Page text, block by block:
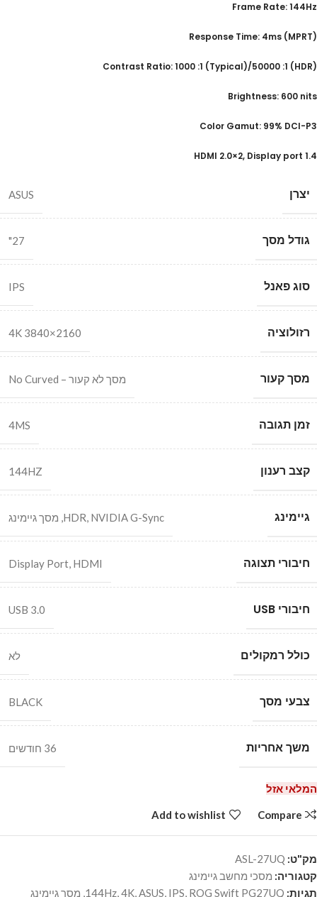
Frame Rate: 144Hz
(Response Time: 4ms (MPRT
(Contrast Ratio: 1000 :1 (Typical)/50000 :1 (HDR
Brightness: 600 nits
Color Gamut: 99% DCI-P3
HDMI 2.0×2, Display port 1.4
יצרן ASUS
גודל מסך 27"
סוג פאנל IPS
רזולוציה 4K 3840×2160
מסך קעור מסך לא קעור – No Curved
זמן תגובה 4MS
קצב רענון 144HZ
גיימינג HDR, NVIDIA G-Sync
, מסך גיימינג
חיבורי תצוגה Display Port, HDMI
חיבורי USB USB 3.0
כולל רמקולים לא
צבעי מסך BLACK
משך אחריות 36 חודשים
המלאי אזל
Compare
Add to wishlist
מק"ט: ASL-27UQ
קטגוריה: מסכי מחשב גיימינג
תגיות:
144Hz,4K,ASUS, IPS, ROG Swift PG27UQ
, מסך גיימינג